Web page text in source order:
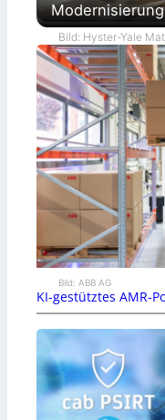
Bild: Hyster-Yale
Bild: ABB AG
KI-gestütztes AMR-